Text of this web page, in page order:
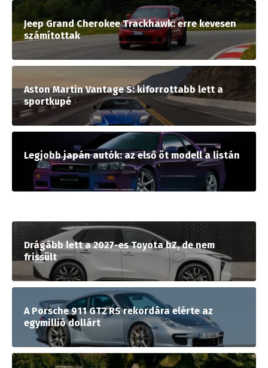
Jeep Grand Cherokee Trackhawk: erre kevesen
számítottak
Aston Martin Vantage S: kiforrottabb lett a
sportkupé
Legjobb japán autók: az első öt modell a listán
Drágább lett a 2027-es Toyota bZ, de nem
frissült
A Porsche 911 GT2 RS rekordára elérte az
egymillió dollárt